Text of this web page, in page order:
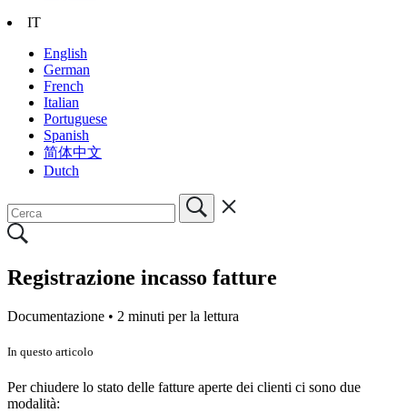
IT
English
German
French
Italian
Portuguese
Spanish
简体中文
Dutch
Registrazione incasso fatture
Documentazione • 2 minuti per la lettura
In questo articolo
Per chiudere lo stato delle fatture aperte dei clienti ci sono due
modalità: